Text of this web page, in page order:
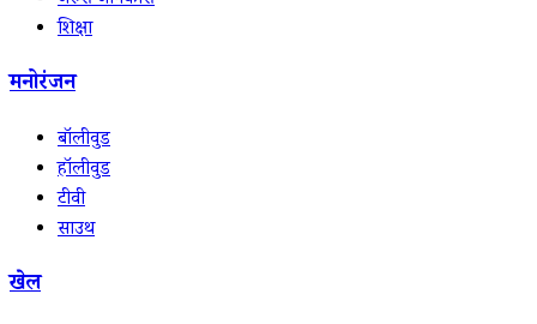
शिक्षा
मनोरंजन
बॉलीवुड
हॉलीवुड
टीवी
साउथ
खेल